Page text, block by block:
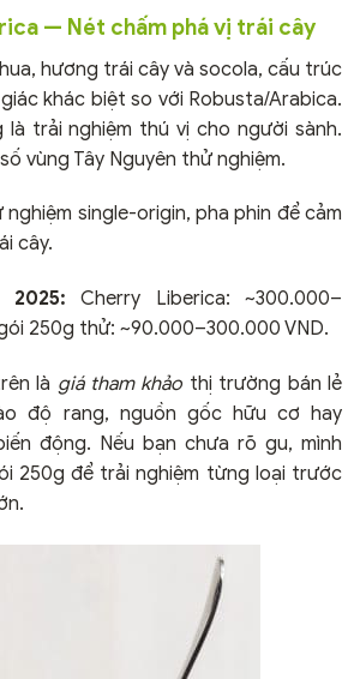
— Nét chấm phá vị trái cây
hương trái cây và socola, cấu trúc
khác biệt so với Robusta/Arabica.
là trải nghiệm thú vị cho người sành.
vùng Tây Nguyên thử nghiệm.
nghiệm single-origin, pha phin để cảm
cây.
Cherry Liberica: ~300.000–
250g thử: ~90.000–300.000 VND.
là giá tham khảo thị trường bán lẻ
độ rang, nguồn gốc hữu cơ hay
động. Nếu bạn chưa rõ gu, mình
250g để trải nghiệm từng loại trước